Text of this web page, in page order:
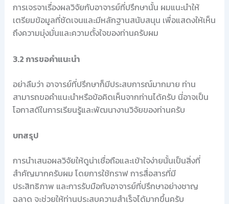
การเจรจาเรื่องผลวิจัยกับอาจารย์ที่ปรึกษานั้น ผมแนะนำให้
เตรียมข้อมูลที่ชัดเจนและมีหลักฐานสนับสนุน เพื่อแสดงให้เห็น
ถึงความมุ่งมั่นและความตั้งใจของท่านครับผม
3.2 การขอคำแนะนำ
อย่าลืมว่า อาจารย์ที่ปรึกษาก็มีประสบการณ์มากมาย ท่าน
สามารถขอคำแนะนำหรือข้อคิดเห็นจากท่านได้ครับ นี่อาจเป็น
โอกาสดีในการเรียนรู้และพัฒนางานวิจัยของท่านครับ
บทสรุป
การนำเสนอผลวิจัยให้ดูน่าเชื่อถือและเข้าใจง่ายนั้นเป็นสิ่งที่
สำคัญมากครับผม โดยการใช้กราฟ การสื่อสารที่มี
ประสิทธิภาพ และการรับมือกับอาจารย์ที่ปรึกษาอย่างชาญ
ฉลาด จะช่วยให้ท่านประสบความสำเร็จได้มากขึ้นครับ